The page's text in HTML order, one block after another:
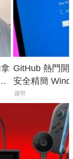
GitHub 熱門開
安全精簡
後台追蹤
趨勢